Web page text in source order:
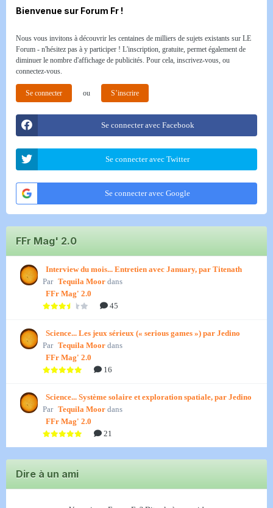
Bienvenue sur Forum Fr !
Nous vous invitons à découvrir les centaines de milliers de sujets existants sur LE
Forum - n'hésitez pas à y participer ! L'inscription, gratuite, permet également de
diminuer le nombre d'affichage de publicités. Pour cela, inscrivez-vous, ou
connectez-vous.
Se connecter ou S’inscrire
Se connecter avec Facebook
Se connecter avec Twitter
Se connecter avec Google
FFr Mag' 2.0
Interview du mois... Entretien avec January, par Titenath
Par Tequila Moor dans
FFr Mag' 2.0
45
Science... Les jeux sérieux (« serious games ») par Jedino
Par Tequila Moor dans
FFr Mag' 2.0
16
Science... Système solaire et exploration spatiale, par Jedino
Par Tequila Moor dans
FFr Mag' 2.0
21
Dire à un ami